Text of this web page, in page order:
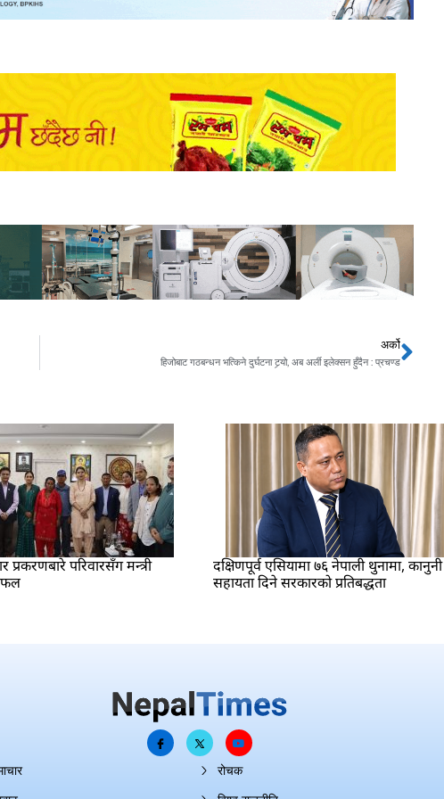
अर्को
हिजोबाट गठबन्धन भत्किने दुर्घटना टर्‍यो, अब अर्ली इलेक्सन हुँदैन : प्रचण्डNext
प्रकरणबारे परिवारसँग मन्त्री
दक्षिणपूर्व एसियामा ७६ नेपाली थुनामा, कानुनी
सहायता दिने सरकारको प्रतिबद्धता
रोचक